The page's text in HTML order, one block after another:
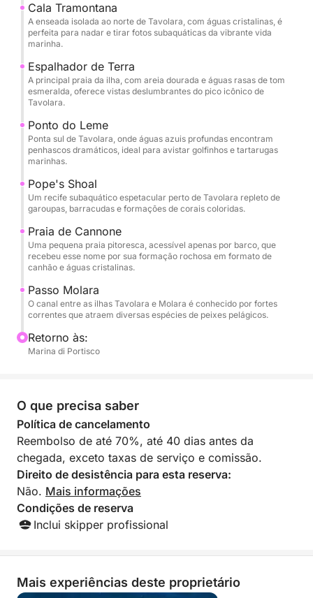
visibilidade cristalina. Ancore em enseadas isoladas
para nadar, tomar sol no convés ou explorar a
paisagem única da ilha.
Embora as comodidades específicas não estejam
listadas, os recursos premium do iate e a tripulação
seja para um almoço tranquilo a bordo (traga sua
própria bebida ou contrate um serviço de buffet) ou
um dia agitado de exploração aquática. O layout
espaçoso do barco garante conforto para relaxar
entre as aventuras.
Ideal para quem busca tranquilidade e aventura, este
fretamento privativo oferece o equilíbrio perfeito
entre a beleza natural da Sardenha e um serviço
privacidade e paisagens de tirar o fôlego.
Cala Tramontana
A enseada isolada ao norte de Tavolara, com águas cristalinas, é
perfeita para nadar e tirar fotos subaquáticas da vibrante vida
marinha.
Espalhador de Terra
A principal praia da ilha, com areia dourada e águas rasas de tom
esmeralda, oferece vistas deslumbrantes do pico icônico de
Tavolara.
Ponto do Leme
Ponta sul de Tavolara, onde águas azuis profundas encontram
penhascos dramáticos, ideal para avistar golfinhos e tartarugas
marinhas.
Pope's Shoal
Um recife subaquático espetacular perto de Tavolara repleto de
garoupas, barracudas e formações de corais coloridas.
Praia de Cannone
Uma pequena praia pitoresca, acessível apenas por barco, que
recebeu esse nome por sua formação rochosa em formato de
canhão e águas cristalinas.
Passo Molara
O canal entre as ilhas Tavolara e Molara é conhecido por fortes
correntes que atraem diversas espécies de peixes pelágicos.
Retorno às:
Marina di Portisco
O que precisa saber
Política de cancelamento
Reembolso de até 70%, até 40 dias antes da
chegada, exceto taxas de serviço e comissão.
Direito de desistência para esta reserva:
Não. Mais informações
Condições de reserva
Inclui skipper profissional
Mais experiências deste proprietário